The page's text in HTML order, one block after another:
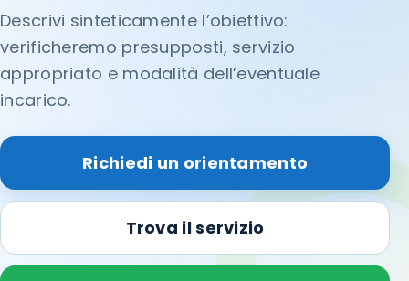
Descrivi sinteticamente l’obiettivo:
verificheremo presupposti, servizio
appropriato e modalità dell’eventuale
incarico.
Richiedi un orientamento
Trova il servizio